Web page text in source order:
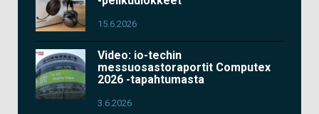
15.6.2026
Video: io-techin
messuosastoraportit Computex
2026 -tapahtumasta
3.6.2026